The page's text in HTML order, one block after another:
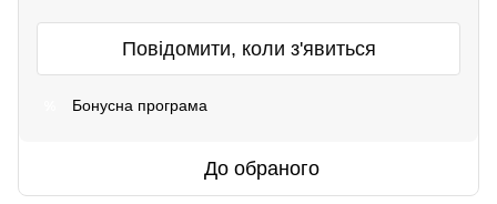
Повідомити, коли з'явиться
Бонусна програма
До обраного